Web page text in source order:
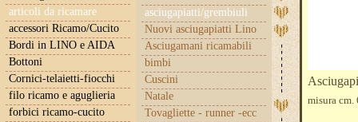
articoli da ricamare
asciugapiatti/grembiuli
Nuovi asciugapiatti Lino
Asciugamani ricamabili
bimbi
Cuscini
Natale
Tovagliette - runner -ecc
accessori Ricamo/Cucito
Bordi in LINO e AIDA
Bottoni
Cornici-telaietti-fiocchi
filo ricamo e aguglieria
forbici ricamo-cucito
misura